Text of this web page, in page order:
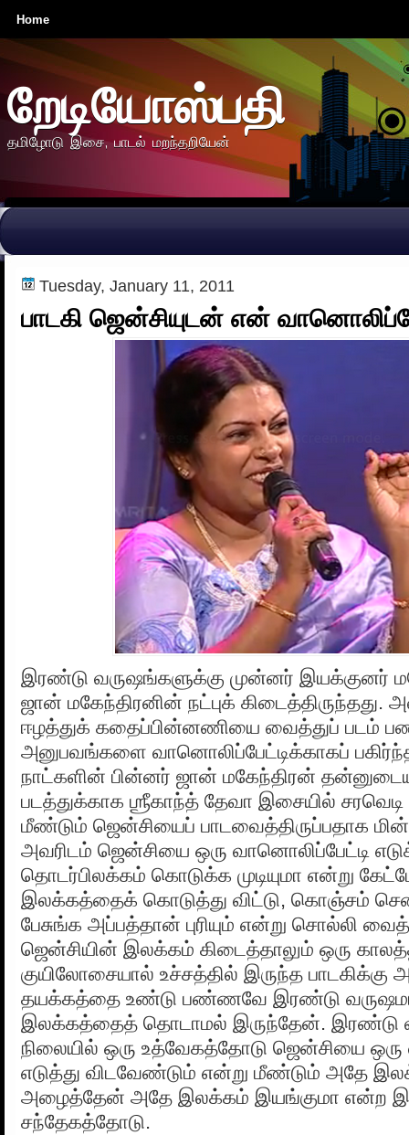
Home
றேடியோஸ்பதி
தமிழோடு இசை, பாடல் மறந்தறியேன்
Tuesday, January 11, 2011
பாடகி ஜென்சியுடன் என்
இரண்டு வருஷங்களுக்கு முன்னர் இயக்குனர்
ஜான் மகேந்திரனின் நட்புக்
ஈழத்துக் கதைப்பின்னணியை வைத்துப் படம்
அனுபவங்களை வானொலிப்பேட்டிக்காகப்
நாட்களின் பின்னர் ஜான் மகேந்திரன்
படத்துக்காக ஶ்ரீகாந்த் தேவா இசையில்
மீண்டும் ஜென்சியைப் பாடவைத்திருப்பதாக
அவரிடம் ஜென்சியை ஒரு வானொலிப்பேட்டி
தொடர்பிலக்கம் கொடுக்க முடியுமா என்று
இலக்கத்தைக் கொடுத்து விட்டு, கொஞ்சம்
பேசுங்க அப்பத்தான் புரியும் என்று சொல்லி
ஜென்சியின் இலக்கம் கிடைத்தாலும் ஒரு
குயிலோசையால் உச்சத்தில் இருந்த
தயக்கத்தை உண்டு பண்ணவே இரண்டு
இலக்கத்தைத் தொடாமல் இருந்தேன். இரண்டு
நிலையில் ஒரு உத்வேகத்தோடு ஜென்சியை ஒரு
எடுத்து விடவேண்டும் என்று மீண்டும் அதே
அழைத்தேன் அதே இலக்கம் இயங்குமா என்ற
சந்தேகத்தோடு.